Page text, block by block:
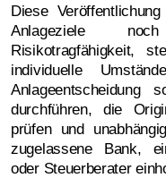
Diese
Anlageziele
Risikotragfähigkeit,
individuelle
Anlageentscheidung
durchführen, die
prüfen und
zugelassene Bank,
oder Steuerberater